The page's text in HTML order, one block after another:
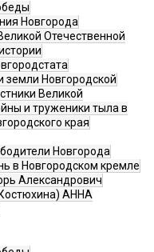
Новгорода
Отечественной
земли Новгородской
Великой
и труженики тыла в
края
Новгорода
в Новгородском кремле
Александрович
АННА